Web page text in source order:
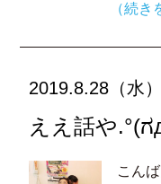
（続き
2019.8.28（水）
ええ話や
こん